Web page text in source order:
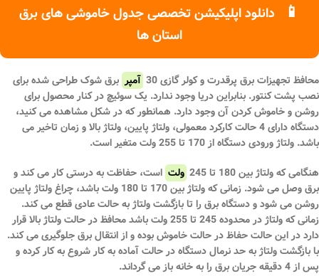
📱
دانلود اپلیکیشن تخصصی جدول خاموشی های برق
استان ها
محافظ تجهیزات برق پرقدرت و کولر گازی 30 آمپر برق شوک طراحی شده برای
نصب پشت کنتور. بنابراین دریا وجود ندارد. یک سوئیچ در کنار محصول برای
روشن و خاموش کردن آن وجود دارد. همانطور که در شکل مشاهده می کنید،
دستگاه دارای 4 حالت کارکرد معمولی، ولتاژ پایین، ولتاژ بالا و زمان تاخیر می
باشد. ولتاژ ورودی دستگاه از 170 تا 255 ولت متغیر است.
هنگامی که ولتاژ بین 180 تا 245
ولت است، حفاظت به درستی کار می کند و
برق وصل می شود. زمانی که ولتاژ بین 170 تا 180 ولت باشد، چراغ ولتاژ پایین
روشن می شود و دستگاه برق را تا بازگشت ولتاژ به حالت عادی قطع می کند.
زمانی که ولتاژ در محدوده 245 تا 255 ولت باشد محافظ در حالت ولتاژ بالا قرار
دارد در این حالت حفاظ در حالت خاموش بوده و از انتقال برق جلوگیری می کند.
با بازگشت ولتاژ به حد نرمال دستگاه در حالت آماده به کار شروع به کار کرده و
پس از 4 دقیقه جریان برق را به خانه باز می گرداند.